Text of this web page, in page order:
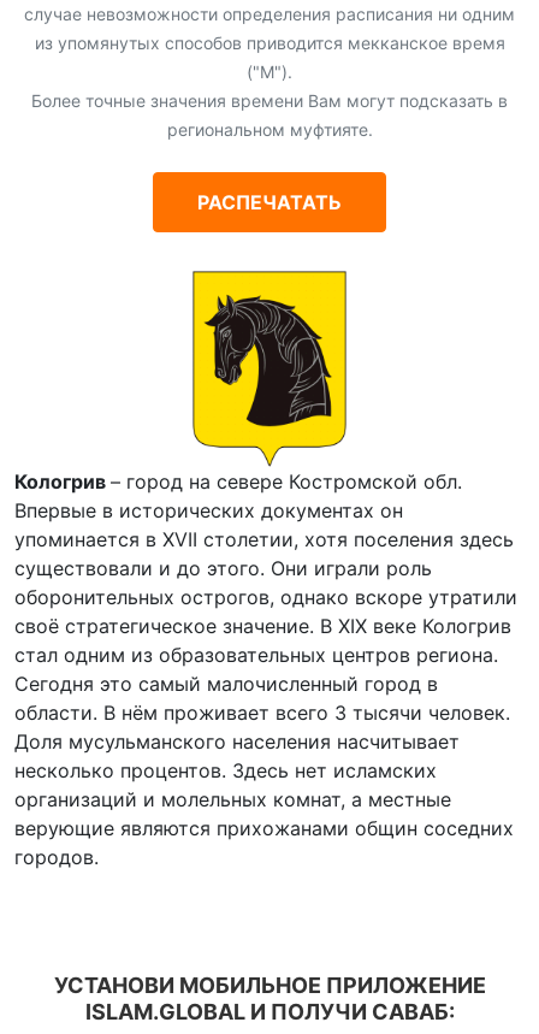
случае невозможности определения расписания ни одним
из упомянутых способов приводится мекканское время
("М").
Более точные значения времени Вам могут подсказать в
региональном муфтияте.
РАСПЕЧАТАТЬ
Кологрив – город на севере Костромской обл.
Впервые в исторических документах он
упоминается в XVII столетии, хотя поселения здесь
существовали и до этого. Они играли роль
оборонительных острогов, однако вскоре утратили
своё стратегическое значение. В XIX веке Кологрив
стал одним из образовательных центров региона.
Сегодня это самый малочисленный город в
области. В нём проживает всего 3 тысячи человек.
Доля мусульманского населения насчитывает
несколько процентов. Здесь нет исламских
организаций и молельных комнат, а местные
верующие являются прихожанами общин соседних
городов.
УСТАНОВИ МОБИЛЬНОЕ ПРИЛОЖЕНИЕ
ISLAM.GLOBAL И ПОЛУЧИ САВАБ: